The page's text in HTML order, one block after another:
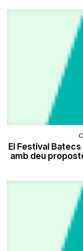
El Festival
amb deu